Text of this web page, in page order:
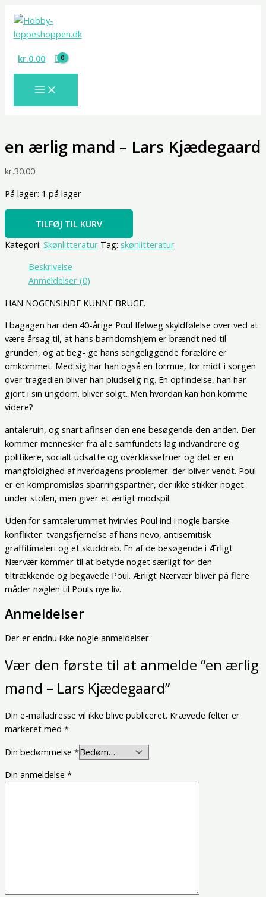
indholdet
kr.0.00
en ærlig mand – Lars Kjædegaard
kr.30.00
På lager: 1 på lager
ærlig
mand
Lars
Kjædegaard
TILFØJ TIL KURV
Kategori: Skønlitteratur Tag: skønlitteratur
Beskrivelse
Anmeldelser (0)
HAN NOGENSINDE KUNNE BRUGE.
I bagagen har den 40-årige Poul Ifelweg skyldfølelse over ved at
være årsag til, at hans barndomshjem er brændt ned til
grunden, og at beg- ge hans sengeliggende forældre er
omkommet. Med sig har han også en formue, for midt i sorgen
over tragedien bliver han pludselig rig. En opfindelse, han har
gjort i sin ungdom. bliver solgt. Men hvordan kan hon komme
videre?
antaleruin, og snart afinser den ene besøgende den anden. Der
kommer mennesker fra alle samfundets lag indvandrere og
politikere, socialt udsatte og overklassefruer og det er en
mangfoldighed af hverdagens problemer. der bliver vendt. Poul
er en kompromisløs sparringspartner, der ikke stikker noget
under stolen, men giver et ærligt modspil.
Uden for samtalerummet hvirvles Poul ind i nogle barske
konflikter: tvangsfjernelse af hans nevo, antisemitisk
graffitimaleri og et skuddrab. En af de besøgende i Ærligt
Nærvær kommer til at betyde noget særligt for den
tiltrækkende og begavede Poul. Ærligt Nærvær bliver på flere
måder nøglen til Pouls nye liv.
Anmeldelser
Der er endnu ikke nogle anmeldelser.
Vær den første til at anmelde “en ærlig
mand – Lars Kjædegaard”
Din e-mailadresse vil ikke blive publiceret. Krævede felter er
markeret med *
Din bedømmelse *
Din anmeldelse *